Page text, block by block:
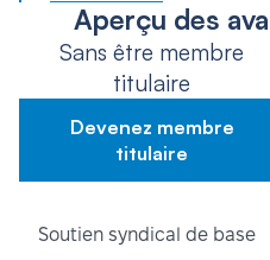
Aperçu des
Sans être membre
titulaire
Devenez membre
titulaire
Soutien syndical de base